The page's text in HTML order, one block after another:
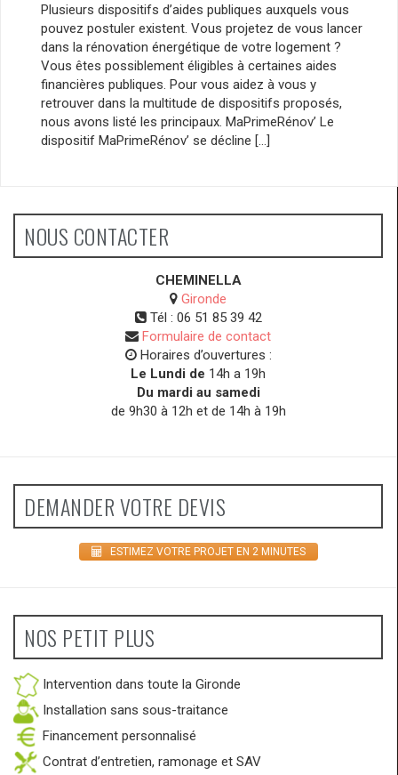
Plusieurs dispositifs d’aides publiques auxquels vous
pouvez postuler existent. Vous projetez de vous lancer
dans la rénovation énergétique de votre logement ?
Vous êtes possiblement éligibles à certaines aides
financières publiques. Pour vous aidez à vous y
retrouver dans la multitude de dispositifs proposés,
nous avons listé les principaux. MaPrimeRénov’ Le
dispositif MaPrimeRénov’ se décline […]
NOUS CONTACTER
CHEMINELLA
Gironde
Tél : 06 51 85 39 42
Formulaire de contact
Horaires d’ouvertures :
Le Lundi de 14h a 19h
Du mardi au samedi
de 9h30 à 12h et de 14h à 19h
DEMANDER VOTRE DEVIS
ESTIMEZ VOTRE PROJET EN 2 MINUTES
NOS PETIT PLUS
Intervention dans toute la Gironde
Installation sans sous-traitance
Financement personnalisé
Contrat d’entretien, ramonage et SAV